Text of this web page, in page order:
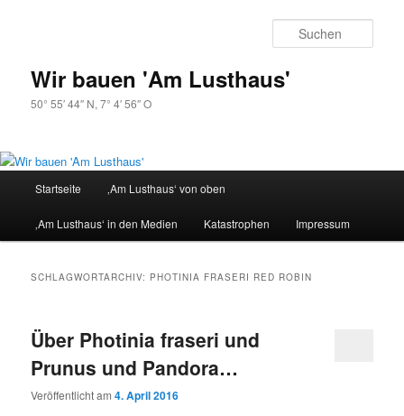
Wir bauen 'Am Lusthaus'
50° 55′ 44″ N, 7° 4′ 56″ O
Startseite ‚Am Lusthaus‘ von oben
‚Am Lusthaus‘ in den Medien Katastrophen Impressum
SCHLAGWORTARCHIV: PHOTINIA FRASERI RED ROBIN
Über Photinia fraseri und
Prunus und Pandora…
Veröffentlicht am4. April 2016